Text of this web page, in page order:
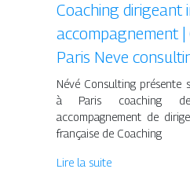
Coaching dirigeant
accom­pag­ne­ment |
Paris Neve
Névé Consulting présente
à Paris coaching de
accompagnement de
française de Coaching
Lire la suite